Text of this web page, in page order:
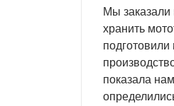
Мы заказали
хранить
показала